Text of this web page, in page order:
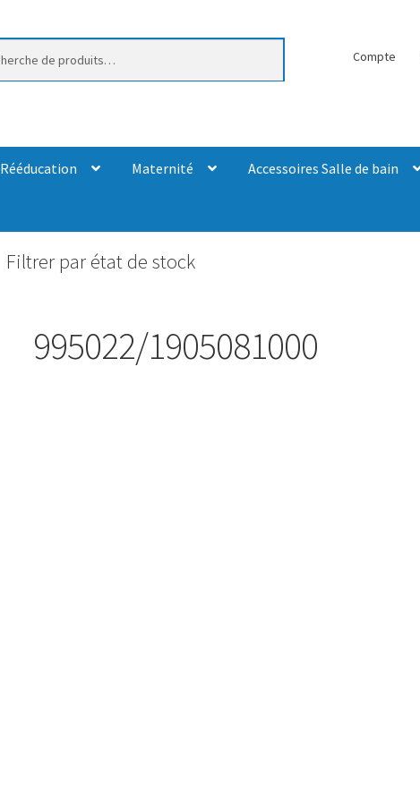
Compte
Rééducation Maternité Accessoires Salle de bain
Filtrer par état de stock
995022/1905081000